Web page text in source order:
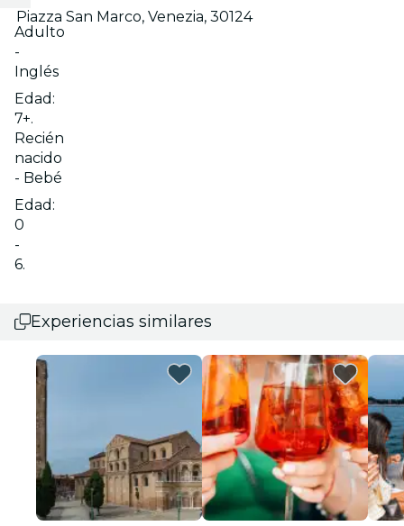
Adulto
-
Inglés
Edad:
7+.
Recién
nacido
- Bebé
Edad:
0
-
6.
Piazza San Marco, Venezia, 30124
Experiencias similares